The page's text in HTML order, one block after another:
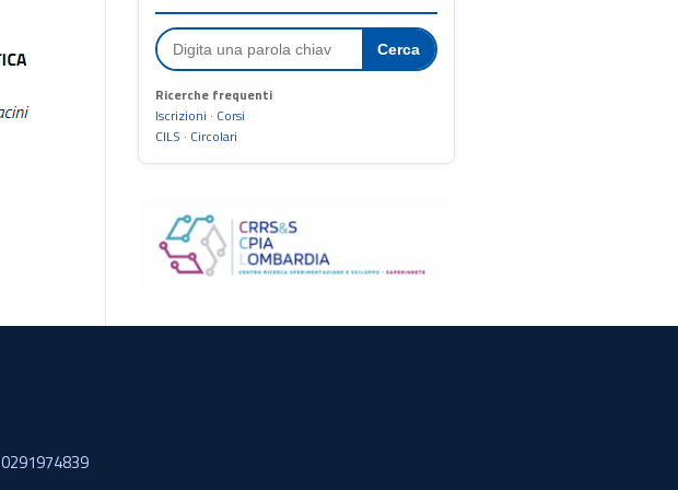
Cerca
Ricerche frequenti
Iscrizioni · Corsi
CILS · Circolari
0291974839